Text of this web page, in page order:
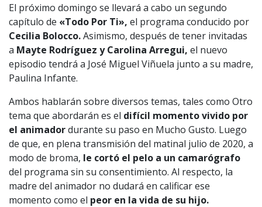
El próximo domingo se llevará a cabo un segundo
capítulo de «Todo Por Ti», el programa conducido por
Cecilia Bolocco.Asimismo, después de tener invitadas
a Mayte Rodríguez y Carolina Arregui, el nuevo
episodio tendrá a José Miguel Viñuela junto a su madre,
Paulina Infante.
Ambos hablarán sobre diversos temas, tales como Otro
tema que abordarán es el difícil momento vivido por
el animadordurante su paso en Mucho Gusto. Luego
de que, en plena transmisión del matinal julio de 2020, a
modo de broma, le cortó el pelo a un camarógrafo
del programa sin su consentimiento. Al respecto, la
madre del animador no dudará en calificar ese
momento como el peor en la vida de su hijo.